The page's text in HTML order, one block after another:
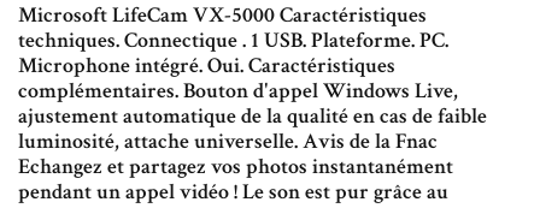
Microsoft LifeCam VX-5000 Caractéristiques
techniques. Connectique . 1 USB. Plateforme. PC.
Microphone intégré. Oui. Caractéristiques
complémentaires. Bouton d'appel Windows Live,
ajustement automatique de la qualité en cas de faible
luminosité, attache universelle. Avis de la Fnac
Echangez et partagez vos photos instantanément
pendant un appel vidéo ! Le son est pur grâce au